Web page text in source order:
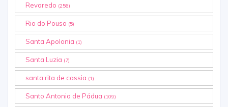
Revoredo (256)
Rio do Pouso (5)
Santa Apolonia (1)
Santa Luzia (7)
santa rita de cassia (1)
Santo Antonio de Pádua (109)